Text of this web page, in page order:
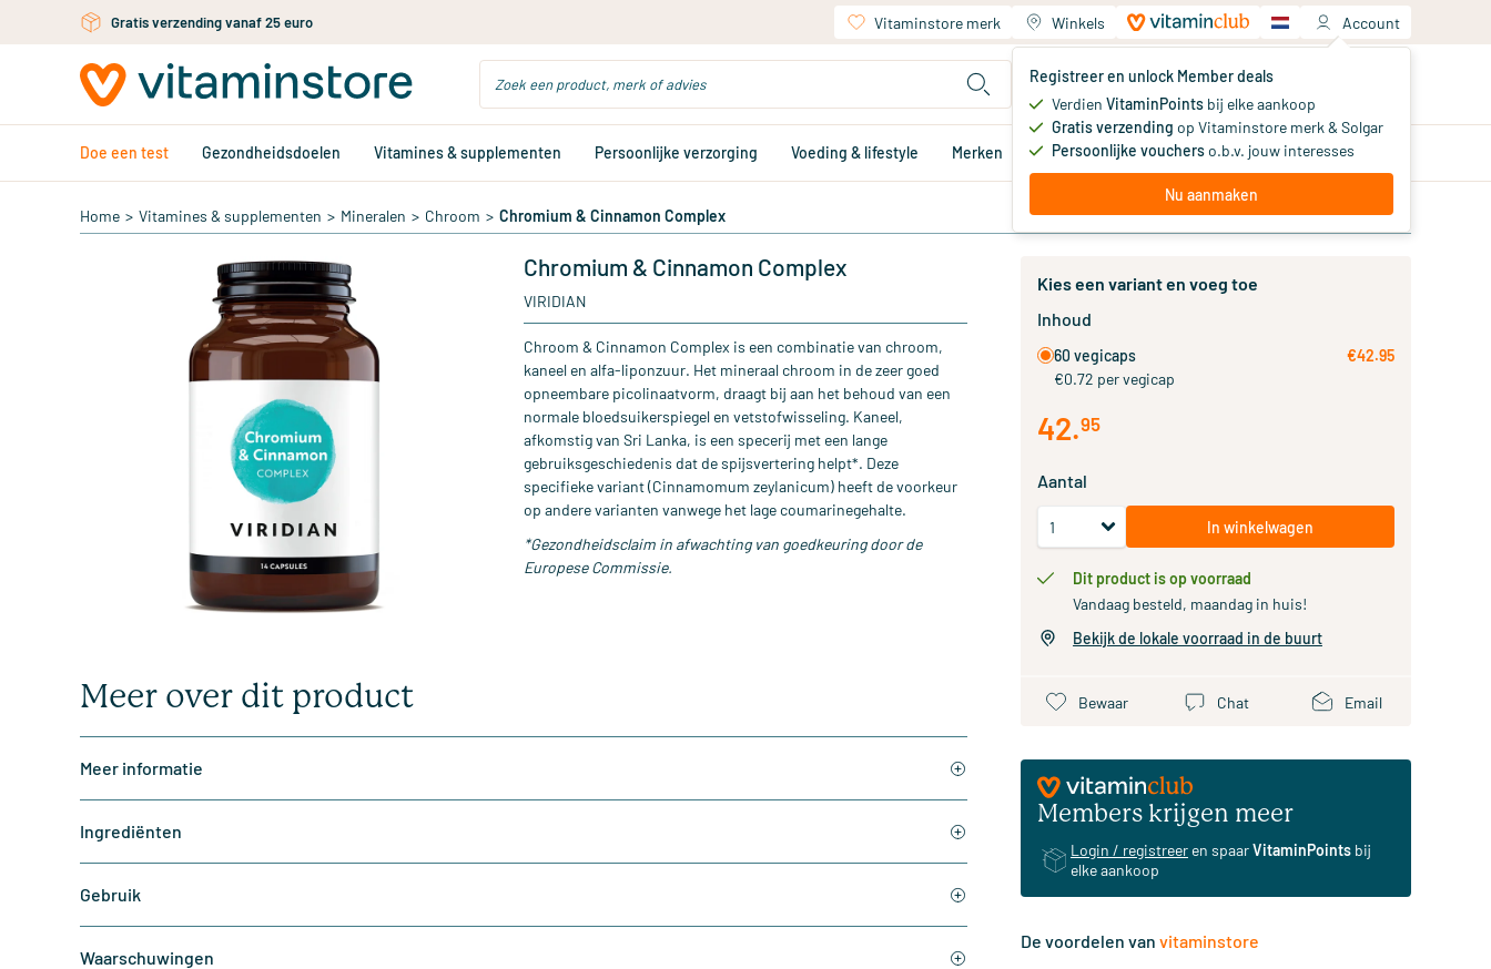
Ga naar de hoofdinhoud Vitaminstore merk Winkels Account
Registreer en unlock Member deals
Verdien VitaminPoints bij elke aankoop
Gratis verzending op Vitaminstore merk & Solgar
Persoonlijke voucherso.b.v. jouw interesses
Nu aanmaken
Jouw winkelwagen
Je hebt nog geen producten
Doe een test Gezondheidsdoelen Vitamines & supplementen Persoonlijke verzorging Voeding & lifestyle Merken Aanbiedingen Memberdeals
Home > Vitamines & supplementen > Mineralen > Chroom > Chromium & Cinnamon Complex
Chromium & Cinnamon Complex
VIRIDIAN
Chroom & Cinnamon Complex is een combinatie van chroom,
kaneel en alfa-liponzuur. Het mineraal chroom in de zeer goed
opneembare picolinaatvorm, draagt bij aan het behoud van een
normale bloedsuikerspiegel en vetstofwisseling. Kaneel,
afkomstig van Sri Lanka, is een specerij met een lange
gebruiksgeschiedenis dat de spijsvertering helpt*. Deze
specifieke variant (Cinnamomum zeyIanicum) heeft de voorkeur
op andere varianten vanwege het lage coumarinegehalte.
*Gezondheidsclaim in afwachting van goedkeuring door de
Europese Commissie.
Meer over dit product
Meer informatie
Ingrediënten
Gebruik
Waarschuwingen
Kies een variant en voeg toe
Inhoud
60 vegicaps
€0.72 per vegicap
€42.95
42.95
Aantal
In winkelwagen
Dit product is op voorraad
Vandaag besteld, maandag in huis!
Bekijk de lokale voorraad in de buurt
Bewaar Chat Email
Members krijgen meer
Login / registreer en spaarVitaminPoints bij
elke aankoop
De voordelen van vitaminstore